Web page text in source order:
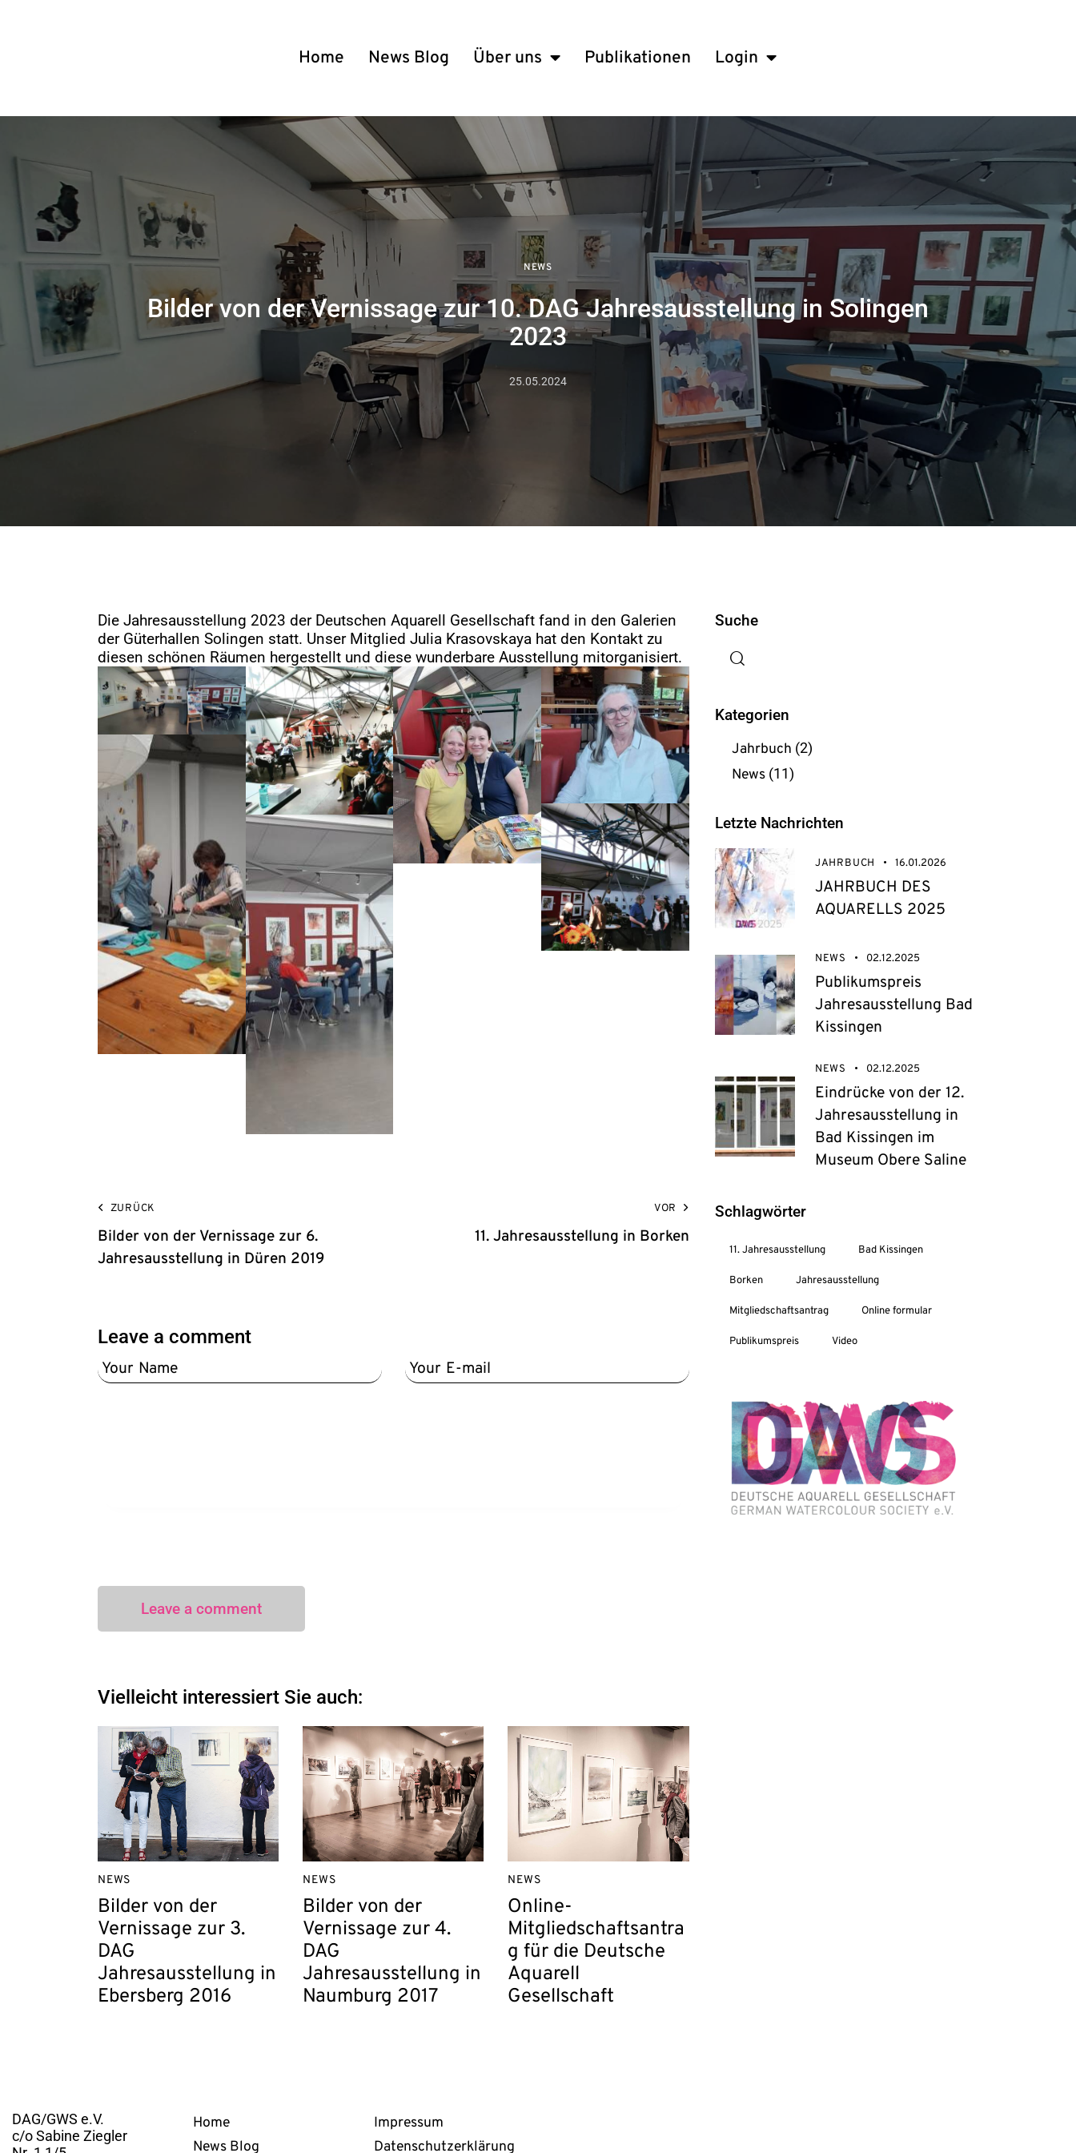
Home News Blog Über uns Publikationen Login
NEWS
Bilder von der Vernissage zur 10. DAG Jahresausstellung in Solingen
2023
25.05.2024
Die Jahresausstellung 2023 der Deutschen Aquarell Gesellschaft fand in den Galerien
der Güterhallen Solingen statt. Unser Mitglied Julia Krasovskaya hat den Kontakt zu
diesen schönen Räumen hergestellt und diese wunderbare Ausstellung mitorganisiert.
ZURÜCK
Bilder von der Vernissage zur 6.
Jahresausstellung in Düren 2019
VOR
11. Jahresausstellung in Borken
Leave a comment
Vielleicht interessiert Sie auch:
NEWS
Bilder von der
Vernissage zur 3.
DAG
Jahresausstellung in
Ebersberg 2016
NEWS
Bilder von der
Vernissage zur 4.
DAG
Jahresausstellung in
Naumburg 2017
NEWS
Online-
Mitgliedschaftsantra
g für die Deutsche
Aquarell
Gesellschaft
Suche
Kategorien
Jahrbuch (2)
News(11)
Letzte Nachrichten
JAHRBUCH 16.01.2026
JAHRBUCH DES
AQUARELLS 2025
NEWS 02.12.2025
Publikumspreis
Jahresausstellung Bad
Kissingen
NEWS 02.12.2025
Eindrücke von der 12.
Jahresausstellung in
Bad Kissingen im
Museum Obere Saline
Schlagwörter
11. Jahresausstellung Bad Kissingen
Borken Jahresausstellung
Mitgliedschaftsantrag Online formular
Publikumspreis Video
DAG/GWS e.V.
c/o Sabine Ziegler
Home
News Blog
Impressum
Datenschutzerklärung